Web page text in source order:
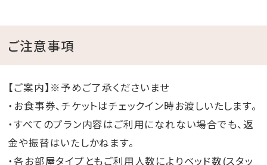
ご注意事項
【ご案内】※予めご了承くださいませ
・お食事券、チケットはチェックイン時お渡しいたします。
・すべてのプラン内容はご利用になれない場合でも、返
金や振替はいたしかねます。
・各お部屋タイプともご利用人数によりベッド数(スタッ